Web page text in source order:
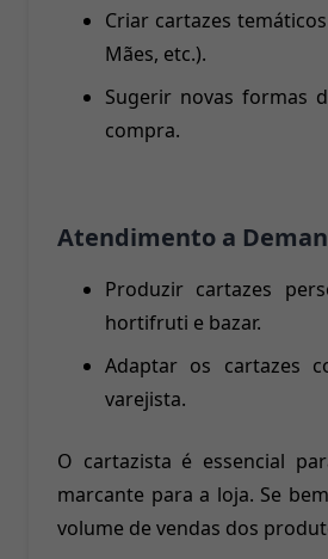
Criar cartazes
Mães, etc.).
Sugerir novas formas
compra.
Atendimento a
Produzir cartazes
hortifruti e bazar.
Adaptar os cartazes
varejista.
O cartazista é essencial
marcante para a loja. Se
volume de vendas dos